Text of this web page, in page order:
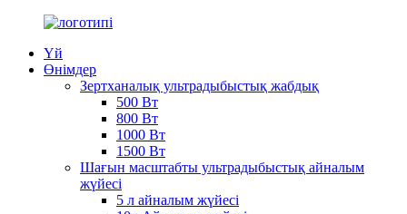
Үй
Өнімдер
Зертханалық ультрадыбыстық жабдық
500 Вт
800 Вт
1000 Вт
1500 Вт
Шағын масштабты ультрадыбыстық айналым
жүйесі
5 л айналым жүйесі